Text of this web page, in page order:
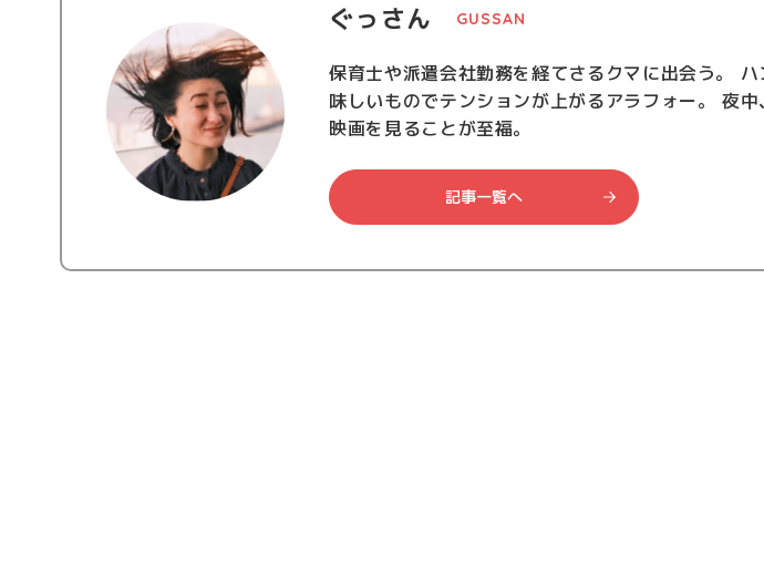
ぐっさん GUSSAN
保育士や派遣会社勤務を経てさるクマに出会う。
味しいものでテンションが上がるアラフォー。 夜
映画を見ることが至福。
記事一覧へ